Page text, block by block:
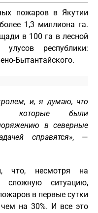
пожаров в Якутии
1,3 миллиона га.
в 100 га в лесной
республики:
Бытантайского.
и, я думаю, что
которые были
в северные
справятся», —
что, несмотря на
ситуацию,
в первые сутки
на 30%. И все это